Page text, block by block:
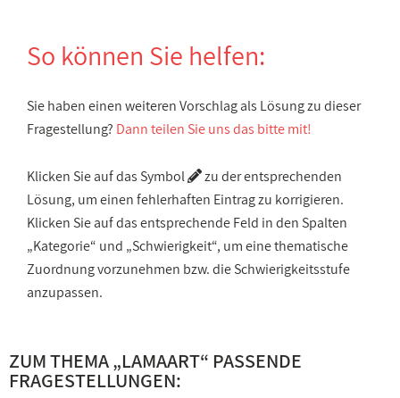
So können Sie helfen:
Sie haben einen weiteren Vorschlag als Lösung zu dieser
Fragestellung? Dann teilen Sie uns das bitte mit!
Klicken Sie auf das Symbol
zu der entsprechenden
Lösung, um einen fehlerhaften Eintrag zu korrigieren.
Klicken Sie auf das entsprechende Feld in den Spalten
„Kategorie“ und „Schwierigkeit“, um eine thematische
Zuordnung vorzunehmen bzw. die Schwierigkeitsstufe
anzupassen.
ZUM THEMA „LAMAART“ PASSENDE
FRAGESTELLUNGEN: